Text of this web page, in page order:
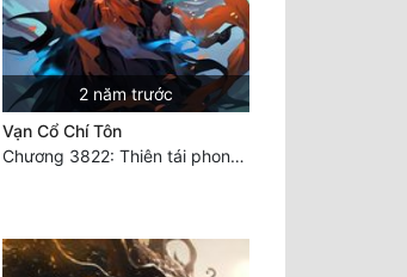
2 năm trước
Vạn Cổ Chí Tôn
Chương 3822: Thiên tái phong vân một tiếng cười